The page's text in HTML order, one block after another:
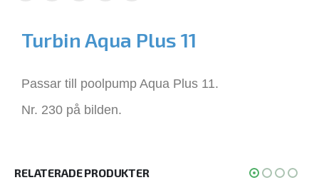
Turbin Aqua Plus 11
Passar till poolpump Aqua Plus 11.
Nr. 230 på bilden.
RELATERADE PRODUKTER